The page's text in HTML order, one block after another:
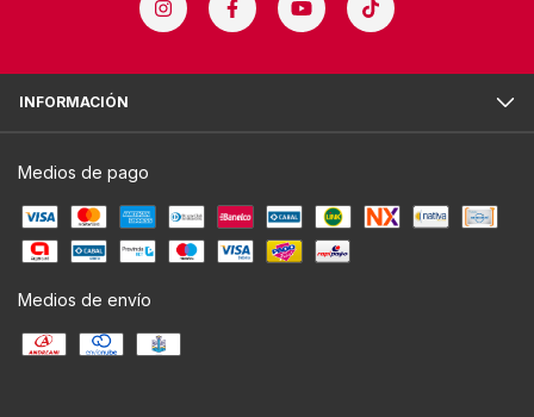
INFORMACIÓN
Medios de pago
Medios de envío